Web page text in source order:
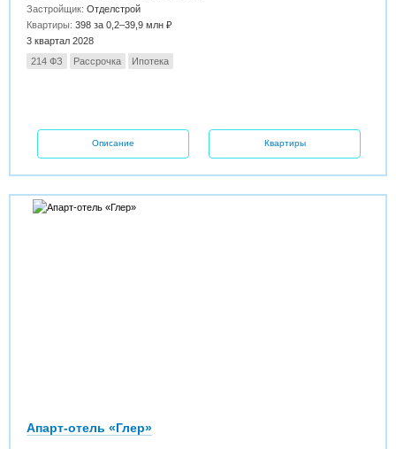
Застройщик:Отделстрой
Квартиры:398 за 0,2–39,9 млн ₽
3 квартал 2028
214 ФЗ
Рассрочка Ипотека
Описание Квартиры
Апарт-отель «Глер»